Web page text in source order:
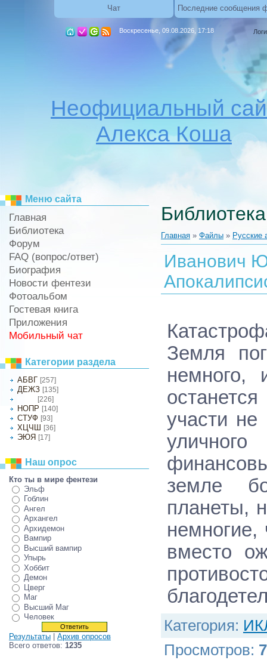
Чат Последние сообщения
Воскресенье, 09.08.2026, 17:18
Неофициальный
Алекса Коша
Меню сайта
Главная
Библиотека
Форум
FAQ (вопрос/ответ)
Биография
Новости фентези
Фотоальбом
Гостевая книга
Приложения
Мобильный чат
Категории раздела
АБВГ [257]
ДЕЖЗ [135]
[226]
НОПР [140]
СТУФ [93]
ХЦЧШ [36]
ЭЮЯ [17]
Наш опрос
Кто ты в мире фентези
Эльф
Гоблин
Ангел
Архангел
Архидемон
Вампир
Высший вампир
Упырь
Хоббит
Демон
Цверг
Маг
Высший Маг
Человек
Результаты
Архив опросов
Всего ответов: 1235
Главная » Файлы » Русские
Иванович
Земля
немного,
участи не
земле
планеты,
вместо
Категория:
Просмотров: